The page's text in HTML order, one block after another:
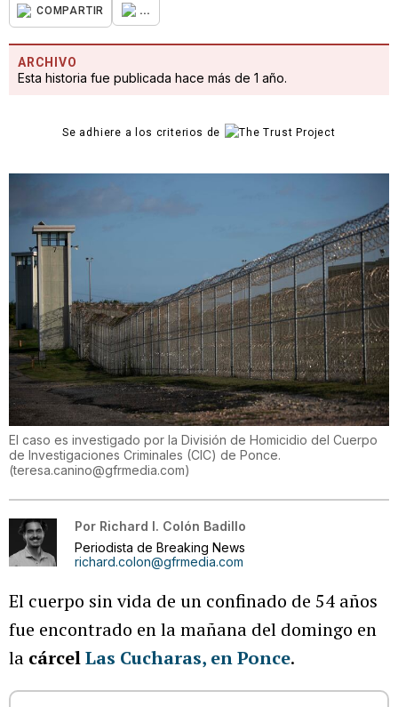
COMPARTIR ...
ARCHIVO
Esta historia fue publicada hace más de 1 año.
Se adhiere a los criterios de
El caso es investigado por la División de Homicidio del Cuerpo
de Investigaciones Criminales (CIC) de Ponce.
(teresa.canino@gfrmedia.com)
Por Richard I. Colón Badillo
Periodista de Breaking News
richard.colon@gfrmedia.com
El cuerpo sin vida de un confinado de 54 años
fue encontrado en la mañana del domingo en
la cárcelLas Cucharas, en Ponce.